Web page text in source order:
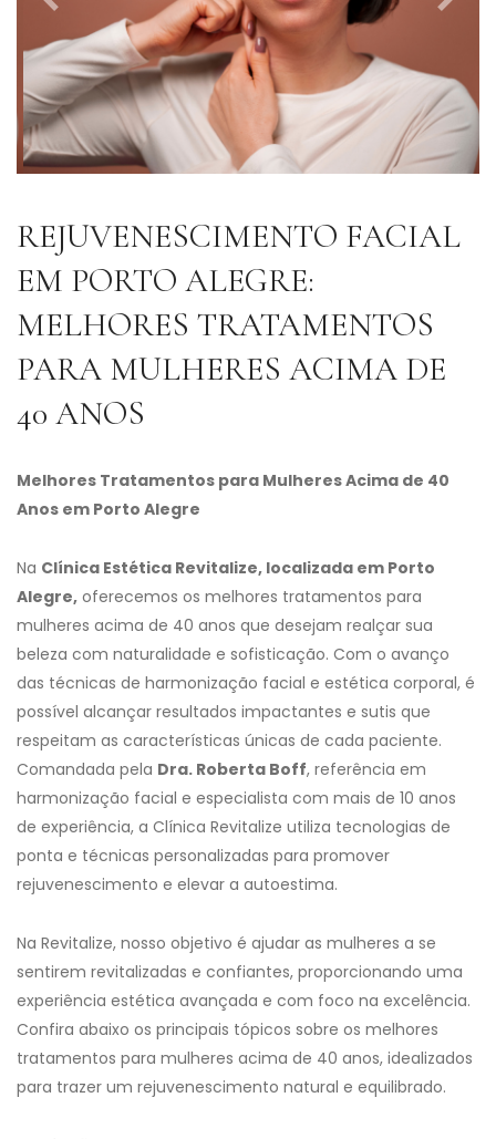
Previous Next
REJUVENESCIMENTO FACIAL
EM PORTO ALEGRE:
MELHORES TRATAMENTOS
PARA MULHERES ACIMA DE
40 ANOS
Melhores Tratamentos para Mulheres Acima de 40
Anos em Porto Alegre
Na Clínica Estética Revitalize, localizada em Porto
Alegre, oferecemos os melhores tratamentos para
mulheres acima de 40 anos que desejam realçar sua
beleza com naturalidade e sofisticação. Com o avanço
das técnicas de harmonização facial e estética corporal, é
possível alcançar resultados impactantes e sutis que
respeitam as características únicas de cada paciente.
Comandada pela Dra. Roberta Boff, referência em
harmonização facial e especialista com mais de 10 anos
de experiência, a Clínica Revitalize utiliza tecnologias de
ponta e técnicas personalizadas para promover
rejuvenescimento e elevar a autoestima.
Na Revitalize, nosso objetivo é ajudar as mulheres a se
sentirem revitalizadas e confiantes, proporcionando uma
experiência estética avançada e com foco na excelência.
Confira abaixo os principais tópicos sobre os melhores
tratamentos para mulheres acima de 40 anos, idealizados
para trazer um rejuvenescimento natural e equilibrado.